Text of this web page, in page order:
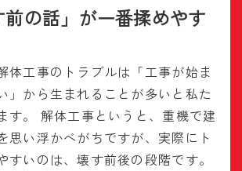
前の話」が一番揉めやす
体工事のトラブルは「工事が始ま
」から生まれることが多いと私た
す。 解体工事というと、重機で建
思い浮かべがちですが、実際にト
すいのは、壊す前後の段階です。